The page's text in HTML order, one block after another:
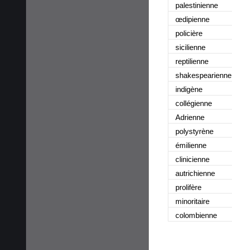
palestinienne
œdipienne
policière
sicilienne
reptilienne
shakespearienne
indigène
collégienne
Adrienne
polystyrène
émilienne
clinicienne
autrichienne
prolifère
minoritaire
colombienne